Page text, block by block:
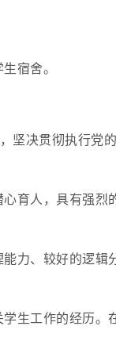
宿舍。
坚决贯彻执行党
育人，具有强烈
力、较好的逻辑
生工作的经历。